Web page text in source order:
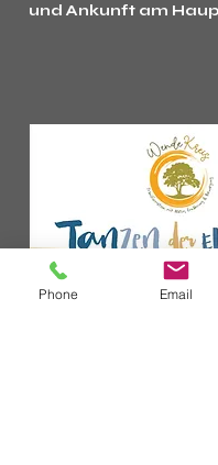
und Ankunft am
Phone Email